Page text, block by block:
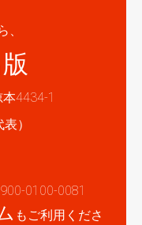
、
4434-1
表）
0100-0081
もご利用くださ